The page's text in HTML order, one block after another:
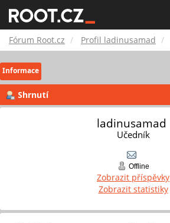
Root.cz
Fórum Root.cz Profil ladinusamad
Informace
Shrnutí
ladinusamad
Učedník
Offline
Zobrazit příspěvky
Zobrazit statistiky